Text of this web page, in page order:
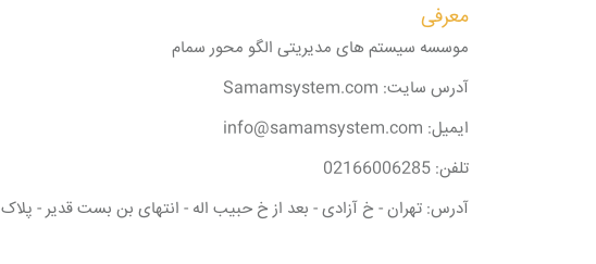
معرفی
موسسه سیستم های مدیریتی الگو محور سمام
آدرس سایت: Samamsystem.com
ایمیل: info@samamsystem.com
تلفن: 02166006285
آدرس: تهران - خ آزادی - بعد از خ حبیب اله - انتهای بن بست قدیر - پلاک 2 - واحد 7